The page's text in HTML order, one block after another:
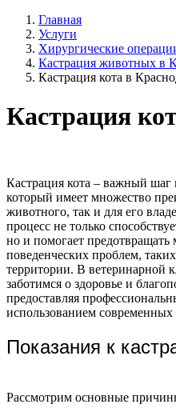
Главная
Услуги
Хирургические
Кастрация животных в
Кастрация кота в
Кастрация
Кастрация кота – важный
который имеет множество
животного, так и для его
процесс не только
но и помогает
поведенческих проблем,
территории. В ветеринарной
заботимся о здоровье и
предоставляя
использованием
Показания к
Рассмотрим основные